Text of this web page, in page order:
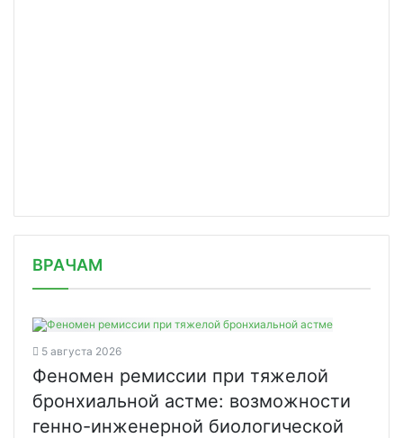
ВРАЧАМ
5 августа 2026
Феномен ремиссии при тяжелой
бронхиальной астме: возможности
генно-инженерной биологической